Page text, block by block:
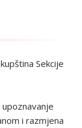
Sekcije
i razmjena